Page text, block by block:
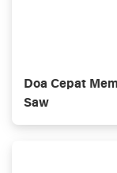
Doa Cepat
Saw